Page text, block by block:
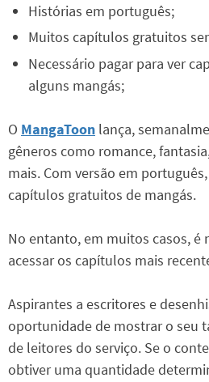
Histórias em português;
Muitos capítulos gratuitos
Necessário pagar para ver
alguns mangás;
O MangaToon lança,
gêneros como romance,
mais. Com versão em
capítulos gratuitos de mangás.
No entanto, em muitos casos, é
acessar os capítulos mais
Aspirantes a escritores e
oportunidade de mostrar o seu
de leitores do serviço. Se o
obtiver uma quantidade